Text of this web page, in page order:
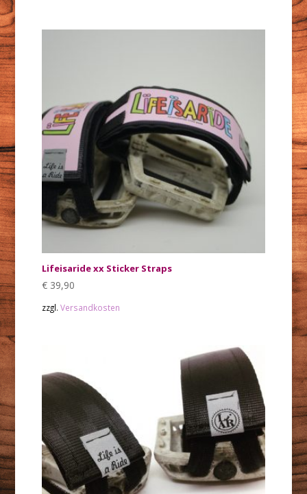
Lifeisaride xx Sticker Straps
€39,90
zzgl. Versandkosten